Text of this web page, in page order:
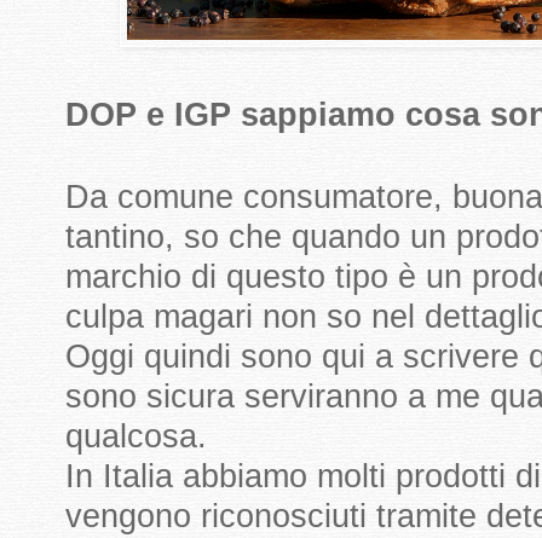
DOP e IGP sappiamo cosa
Da comune consumatore,
tantino, so che quando un
marchio di questo tipo è un
culpa magari non so nel
Oggi quindi sono qui a scrivere
sono sicura serviranno a me
qualcosa.
In Italia abbiamo molti prodotti
vengono riconosciuti tramite